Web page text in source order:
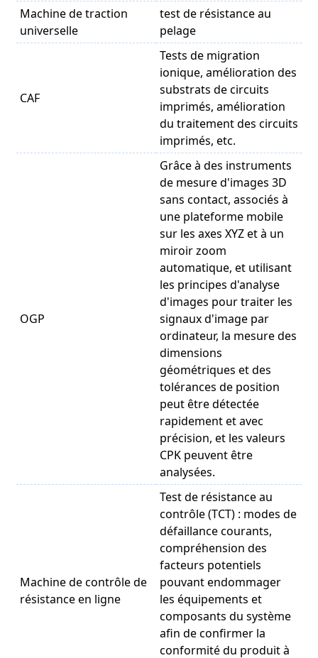
Machine de traction
universelle
test de résistance au
pelage
CAF
Tests de migration
ionique, amélioration des
substrats de circuits
imprimés, amélioration
du traitement des circuits
imprimés, etc.
OGP
Grâce à des instruments
de mesure d'images 3D
sans contact, associés à
une plateforme mobile
sur les axes XYZ et à un
miroir zoom
automatique, et utilisant
les principes d'analyse
d'images pour traiter les
signaux d'image par
ordinateur, la mesure des
dimensions
géométriques et des
tolérances de position
peut être détectée
rapidement et avec
précision, et les valeurs
CPK peuvent être
analysées.
Machine de contrôle de
résistance en ligne
Test de résistance au
contrôle (TCT) : modes de
défaillance courants,
compréhension des
facteurs potentiels
pouvant endommager
les équipements et
composants du système
afin de confirmer la
conformité du produit à